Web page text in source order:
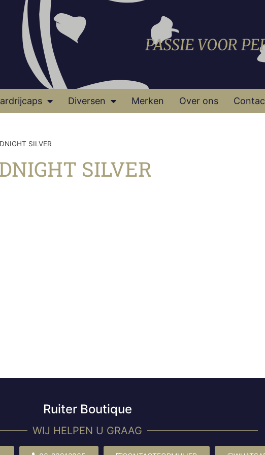
PASSIE VOOR
Diversen Merken Over ons
SILVER
SILVER
Ruiter Boutique
WIJ HELPEN U GRAAG